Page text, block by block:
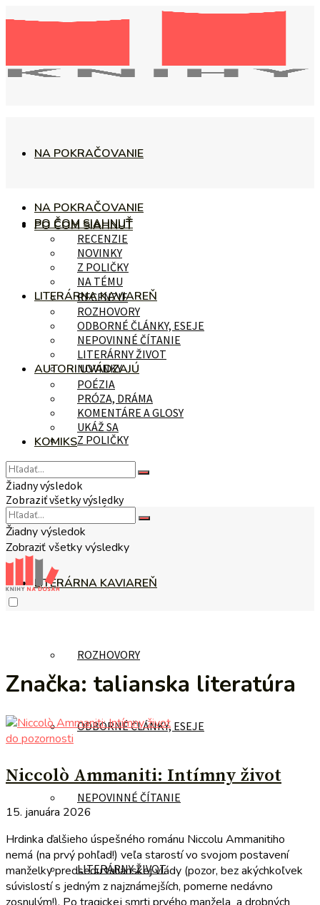
NA POKRAČOVANIE
PO ČOM SIAHNUŤ
RECENZIE
NOVINKY
Z POLIČKY
NA TÉMU
LITERÁRNA KAVIAREŇ
ROZHOVORY
ODBORNÉ ČLÁNKY, ESEJE
NEPOVINNÉ ČÍTANIE
LITERÁRNY ŽIVOT
NA POKRAČOVANIE
PO ČOM SIAHNUŤ
RECENZIE
NOVINKY
Z POLIČKY
NA TÉMU
LITERÁRNA KAVIAREŇ
ROZHOVORY
ODBORNÉ ČLÁNKY, ESEJE
NEPOVINNÉ ČÍTANIE
LITERÁRNY ŽIVOT
AUTORI UVÁDZAJÚ
POÉZIA
PRÓZA, DRÁMA
KOMENTÁRE A GLOSY
UKÁŽ SA
KOMIKS
Žiadny výsledok
Zobraziť všetky výsledky
Žiadny výsledok
Zobraziť všetky výsledky
Značka: talianska literatúra
do pozornosti
Niccolò Ammaniti: Intímny život
15. januára 2026
Hrdinka ďalšieho úspešného románu Niccolu Ammanitiho
nemá (na prvý pohľad!) veľa starostí vo svojom postavení
manželky predsedu talianskej vlády (pozor, bez akýchkoľvek
súvislostí s jedným z najznámejších, pomerne nedávno